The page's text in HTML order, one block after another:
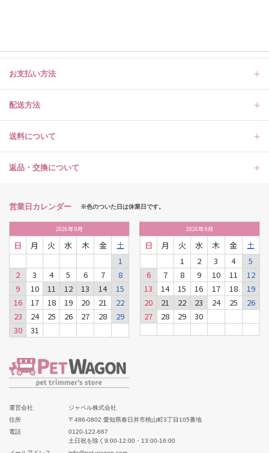
お支払い方法
配送方法
送料について
返品・交換について
営業日カレンダー ※色のついた日は休業日です。
2026年8月
日 月 火 水 木 金
土
1
2
3 4 5 6 7
8
9
10 11 12 13 14
15
16
17 18 19 20 21
22
23
24 25 26 27 28
29
30
31
2026年9月
日 月 火 水 木 金
土
1
2 3 4
5
6
7 8 9 10 11
12
13
14 15 16 17 18
19
20
21 22 23 24 25
26
27
28 29 30
運営会社
ジャペル株式会社
住所
〒486-0802 愛知県春日井市桃山町3丁目105番地
電話
0120-122-667
土日祝を除く9:00-12:00・13:00-16:00